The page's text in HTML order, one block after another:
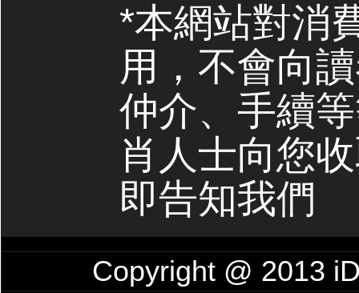
*本網站對消
用，不會向
仲介、手續
肖人士向您
即告知我們
Copyright @ 2013